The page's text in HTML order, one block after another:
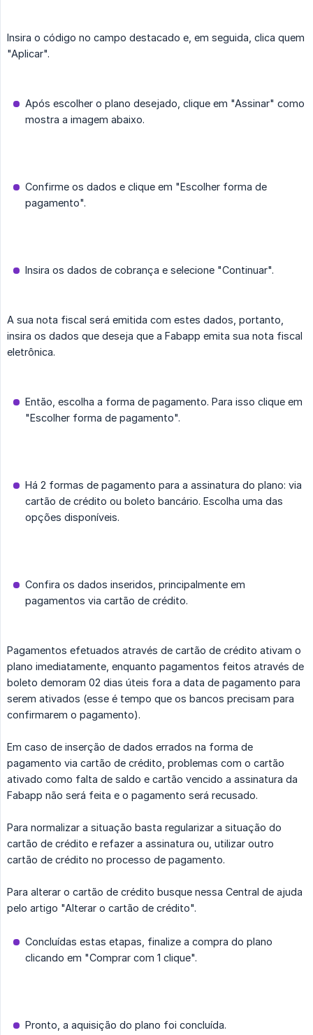
Insira o código no campo destacado e, em seguida, clica quem
"Aplicar".
Após escolher o plano desejado, clique em "Assinar" como
mostra a imagem abaixo.
Confirme os dados e clique em "Escolher forma de
pagamento".
Insira os dados de cobrança e selecione "Continuar".
A sua nota fiscal será emitida com estes dados, portanto,
insira os dados que deseja que a Fabapp emita sua nota fiscal
eletrônica.
Então, escolha a forma de pagamento. Para isso clique em
"Escolher forma de pagamento".
Há 2 formas de pagamento para a assinatura do plano: via
cartão de crédito ou boleto bancário. Escolha uma das
opções disponíveis.
Confira os dados inseridos, principalmente em
pagamentos via cartão de crédito.
Pagamentos efetuados através de cartão de crédito ativam o
plano imediatamente, enquanto pagamentos feitos através de
boleto demoram 02 dias úteis fora a data de pagamento para
serem ativados (esse é tempo que os bancos precisam para
confirmarem o pagamento).
Em caso de inserção de dados errados na forma de
pagamento via cartão de crédito, problemas com o cartão
ativado como falta de saldo e cartão vencido a assinatura da
Fabapp não será feita e o pagamento será recusado.
Para normalizar a situação basta regularizar a situação do
cartão de crédito e refazer a assinatura ou, utilizar outro
cartão de crédito no processo de pagamento.
Para alterar o cartão de crédito busque nessa Central de ajuda
pelo artigo "Alterar o cartão de crédito".
Concluídas estas etapas, finalize a compra do plano
clicando em "Comprar com 1 clique".
Pronto, a aquisição do plano foi concluída.